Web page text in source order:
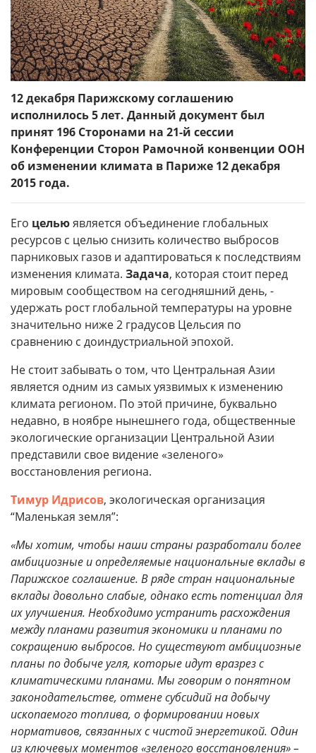
12 декабря Парижскому соглашению
исполнилось 5 лет. Данный документ был
принят 196 Сторонами на 21-й сессии
Конференции Сторон Рамочной конвенции ООН
об изменении климата в Париже 12 декабря
2015 года.
Его цельюявляется объединение глобальных
ресурсов с целью снизить количество выбросов
парниковых газов и адаптироваться к последствиям
изменения климата. Задача, которая стоит перед
мировым сообществом на сегодняшний день, -
удержать рост глобальной температуры на уровне
значительно ниже 2 градусов Цельсия по
сравнению с доиндустриальной эпохой.
Не стоит забывать о том, что Центральная Азии
является одним из самых уязвимых к изменению
климата регионом. По этой причине, буквально
недавно, в ноябре нынешнего года, общественные
экологические организации Центральной Азии
представили свое видение «зеленого»
восстановления региона.
Тимур Идрисов, экологическая организация
“Маленькая земля”:
«Мы хотим, чтобы наши страны разработали более
амбициозные и определяемые национальные вклады в
Парижское соглашение. В ряде стран национальные
вклады довольно слабые, однако есть потенциал для
их улучшения. Необходимо устранить расхождения
между планами развития экономики и планами по
сокращению выбросов. Но существуют амбициозные
планы по добыче угля, которые идут вразрез с
климатическими планами. Мы говорим о понятном
законодательстве, отмене субсидий на добычу
ископаемого топлива, о формировании новых
нормативов, связанных с чистой энергетикой. Один
из ключевых моментов «зеленого восстановления» –